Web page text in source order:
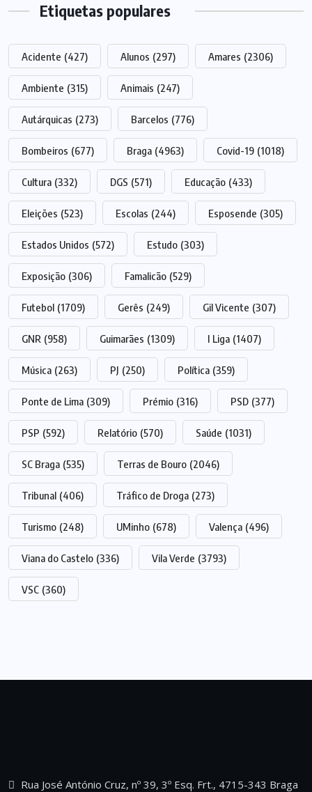
Etiquetas populares
Acidente (427) Alunos (297) Amares (2306)
Ambiente (315) Animais (247)
Autárquicas (273) Barcelos (776)
Bombeiros (677) Braga (4963) Covid-19 (1018)
Cultura (332) DGS (571) Educação (433)
Eleições (523) Escolas (244) Esposende (305)
Estados Unidos (572) Estudo (303)
Exposição (306) Famalicão (529)
Futebol (1709) Gerês (249) Gil Vicente (307)
GNR (958) Guimarães (1309) I Liga (1407)
Música (263) PJ (250) Política (359)
Ponte de Lima (309) Prémio (316) PSD (377)
PSP (592) Relatório (570) Saúde (1031)
SC Braga (535) Terras de Bouro (2046)
Tribunal (406) Tráfico de Droga (273)
Turismo (248) UMinho (678) Valença (496)
Viana do Castelo (336) Vila Verde (3793)
VSC (360)
Rua José António Cruz, nº 39, 3º Esq. Frt., 4715-343 Braga